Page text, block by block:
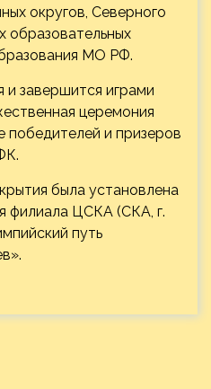
округов, Северного
образовательных
МО РФ.
и завершится играми
церемония
победителей и призеров
была установлена
филиала ЦСКА (СКА, г.
путь